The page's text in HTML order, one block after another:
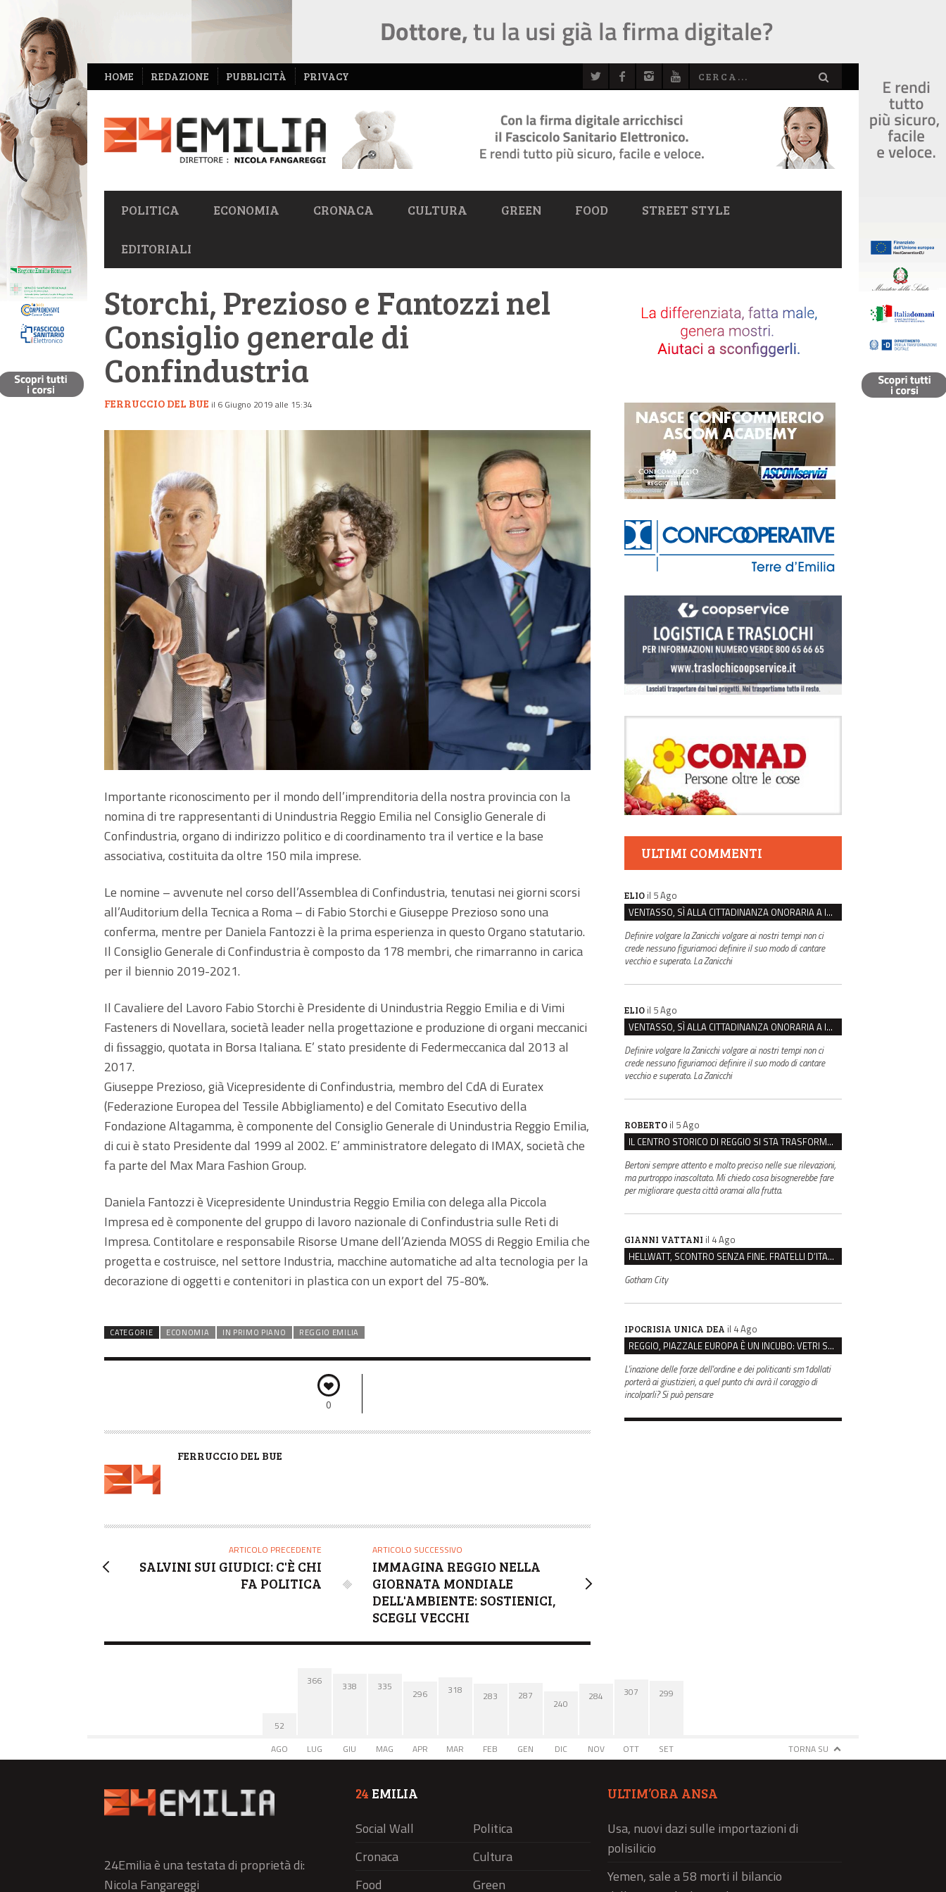
NAVIGAZIONE
SECONDARIA
HOME REDAZIONE PUBBLICITÀ PRIVACY
NAVIGAZIONE
PRIMARIA
POLITICA ECONOMIA CRONACA CULTURA GREEN FOOD STREET STYLE
EDITORIALI
Storchi, Prezioso e Fantozzi nel
Consiglio generale di
Confindustria
FERRUCCIO DEL BUE il 6 Giugno 2019 alle 15:34
Importante riconoscimento per il mondo dell’imprenditoria della nostra provincia con la
nomina di tre rappresentanti di Unindustria Reggio Emilia nel Consiglio Generale di
Confindustria, organo di indirizzo politico e di coordinamento tra il vertice e la base
associativa, costituita da oltre 150 mila imprese.
Le nomine – avvenute nel corso dell’Assemblea di Confindustria, tenutasi nei giorni scorsi
all’Auditorium della Tecnica a Roma – di Fabio Storchi e Giuseppe Prezioso sono una
conferma, mentre per Daniela Fantozzi è la prima esperienza in questo Organo statutario.
Il Consiglio Generale di Confindustria è composto da 178 membri, che rimarranno in carica
per il biennio 2019-2021.
Il Cavaliere del Lavoro Fabio Storchi è Presidente di Unindustria Reggio Emilia e di Vimi
Fasteners di Novellara, società leader nella progettazione e produzione di organi meccanici
di ﬁssaggio, quotata in Borsa Italiana. E’ stato presidente di Federmeccanica dal 2013 al
2017.
Giuseppe Prezioso, già Vicepresidente di Confindustria, membro del CdA di Euratex
(Federazione Europea del Tessile Abbigliamento) e del Comitato Esecutivo della
Fondazione Altagamma, è componente del Consiglio Generale di Unindustria Reggio Emilia,
di cui è stato Presidente dal 1999 al 2002. E’ amministratore delegato di IMAX, società che
fa parte del Max Mara Fashion Group.
Daniela Fantozzi è Vicepresidente Unindustria Reggio Emilia con delega alla Piccola
Impresa ed è componente del gruppo di lavoro nazionale di Confindustria sulle Reti di
Impresa. Contitolare e responsabile Risorse Umane dell’Azienda MOSS di Reggio Emilia che
progetta e costruisce, nel settore Industria, macchine automatiche ad alta tecnologia per la
decorazione di oggetti e contenitori in plastica con un export del 75-80%.
CATEGORIE ECONOMIA IN PRIMO PIANO REGGIO EMILIA
0
A
R
FERRUCCIO DEL BUE
ARTICOLO PRECEDENTE
SALVINI SUI GIUDICI: C'È CHI
FA POLITICA
ARTICOLO SUCCESSIVO
IMMAGINA REGGIO NELLA
GIORNATA MONDIALE
DELL'AMBIENTE: SOSTIENICI,
SCEGLI VECCHI
ULTIMI COMMENTI
ELIO il 5 Ago
VENTASSO, SÌ ALLA CITTADINANZA ONORARIA A IVA ZANICCHI. MA BARGIACCHI: “È DI PESSIMO GUSTO”
Definire volgare la Zanicchi volgare ai nostri tempi non ci
crede nessuno figuriamoci definire il suo modo di cantare
vecchio e superato. La Zanicchi
ELIO il 5 Ago
VENTASSO, SÌ ALLA CITTADINANZA ONORARIA A IVA ZANICCHI. MA BARGIACCHI: “È DI PESSIMO GUSTO”
Definire volgare la Zanicchi volgare ai nostri tempi non ci
crede nessuno figuriamoci definire il suo modo di cantare
vecchio e superato. La Zanicchi
ROBERTO il 5 Ago
IL CENTRO STORICO DI REGGIO SI STA TRASFORMANDO, E NON IN MEGLIO
Bertoni sempre attento e molto preciso nelle sue rilevazioni,
ma purtroppo inascoltato. Mi chiedo cosa bisognerebbe fare
per migliorare questa città oramai alla frutta.
GIANNI VATTANI il 4 Ago
HELLWATT, SCONTRO SENZA FINE. FRATELLI D’ITALIA: “MILANI PORTA DOCUMENTI, DE FRANCO INSULTI”
Gotham City
IPOCRISIA UNICA DEA il 4 Ago
REGGIO, PIAZZALE EUROPA È UN INCUBO: VETRI SPACCATI E FURTI SULLE AUTO IN SOSTA
L'inazione delle forze dell'ordine e dei politicanti sm1dollati
porterà ai giustizieri, a quel punto chi avrà il coraggio di
incolparli? Si può pensare
52
AGO
366
LUG
338
GIU
335
MAG
296
APR
318
MAR
283
FEB
287
GEN
240
DIC
284
NOV
307
OTT
299
SET TORNA SU
24Emilia è una testata di proprietà di:
Nicola Fangareggi
24 EMILIA
Social Wall
Politica
Cronaca
Cultura
Food
Green
ULTIM’ORA ANSA
Usa, nuovi dazi sulle importazioni di
polisilicio
Yemen, sale a 58 morti il bilancio